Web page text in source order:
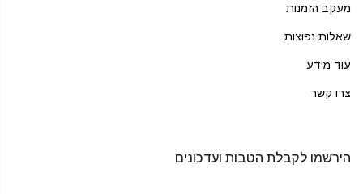
מעקב הזמנות
שאלות נפוצות
עוד מידע
צרו קשר
הירשמו לקבלת הטבות ועדכונים